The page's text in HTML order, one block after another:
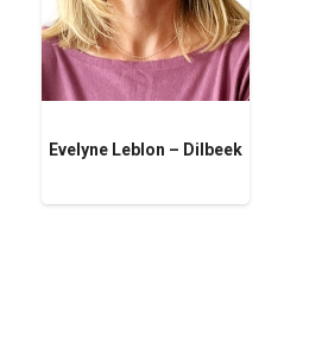
Evelyne Leblon – Dilbeek